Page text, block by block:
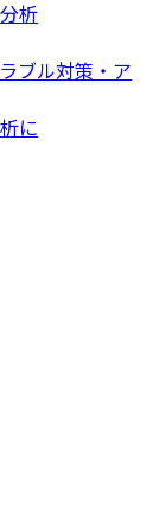
析
ブル対策・ア
に